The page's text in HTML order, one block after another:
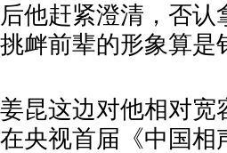
后他赶紧澄清，否
挑衅前辈的形象算是
姜昆这边对他相对宽
在央视首届《中国相